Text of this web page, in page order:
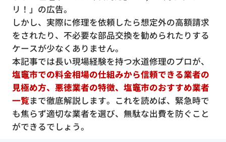
リ！」の広告。
しかし、実際に修理を依頼したら想定外の高額請求
をされたり、不必要な部品交換を勧められたりする
ケースが少なくありません。
本記事では長い現場経験を持つ水道修理のプロが、
塩竈市での料金相場の仕組みから信頼できる業者の
見極め方、悪徳業者の特徴、塩竈市のおすすめ業者
一覧まで徹底解説します。これを読めば、緊急時で
も焦らず適切な業者を選び、無駄な出費を防ぐこと
ができるでしょう。